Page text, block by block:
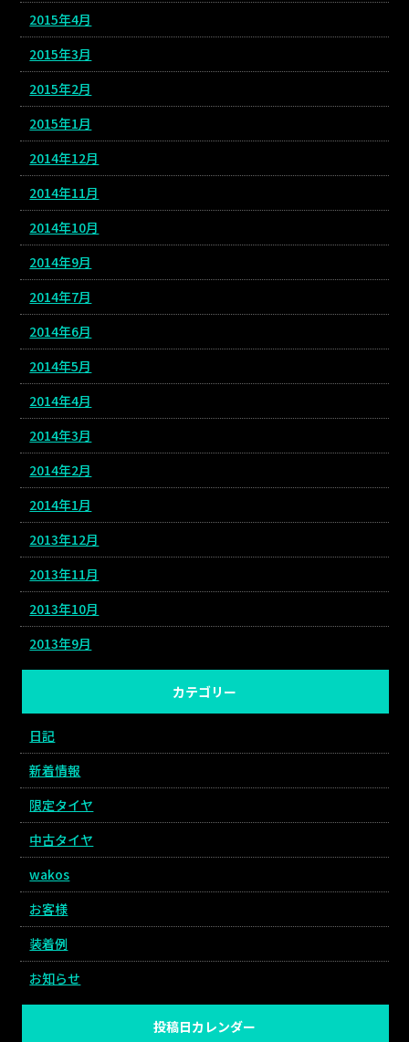
2015年4月
2015年3月
2015年2月
2015年1月
2014年12月
2014年11月
2014年10月
2014年9月
2014年7月
2014年6月
2014年5月
2014年4月
2014年3月
2014年2月
2014年1月
2013年12月
2013年11月
2013年10月
2013年9月
カテゴリー
日記
新着情報
限定タイヤ
中古タイヤ
wakos
お客様
装着例
お知らせ
投稿日カレンダー